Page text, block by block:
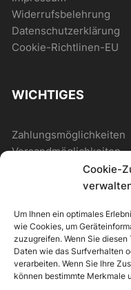
Cookie-
Um Ihnen ein optimales
wie Cookies, um
zuzugreifen. Wenn Sie
Daten wie das Surfverhalten
verarbeiten. Wenn Sie Ihre
können bestimmte Merkmale
Widerrufsbelehrung
Datenschutzerklärung
Cookie-Richtlinen-EU
WICHTIGES
Zahlungsmöglichkeiten
Versandmöglichkeiten
Kontakt
Newsletter